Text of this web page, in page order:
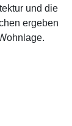
und die
ergeben